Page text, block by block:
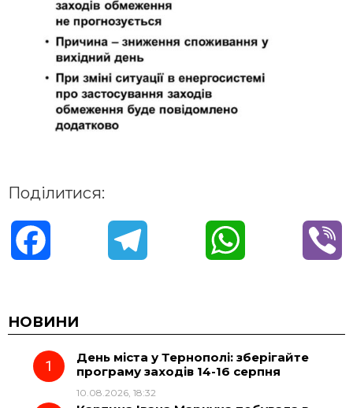
Поділитися:
c
e e
g
t
НОВИНИ
День міста у Тернополі: зберігайте
програму заходів 14-16 серпня
10.08.2026, 18:32